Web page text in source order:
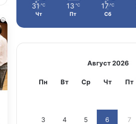
i
31 ℃
Чт
13 ℃
Пт
17 ℃
Сб
Август 2026
Пн Вт Ср Чт Пт
3 4 5 6 7